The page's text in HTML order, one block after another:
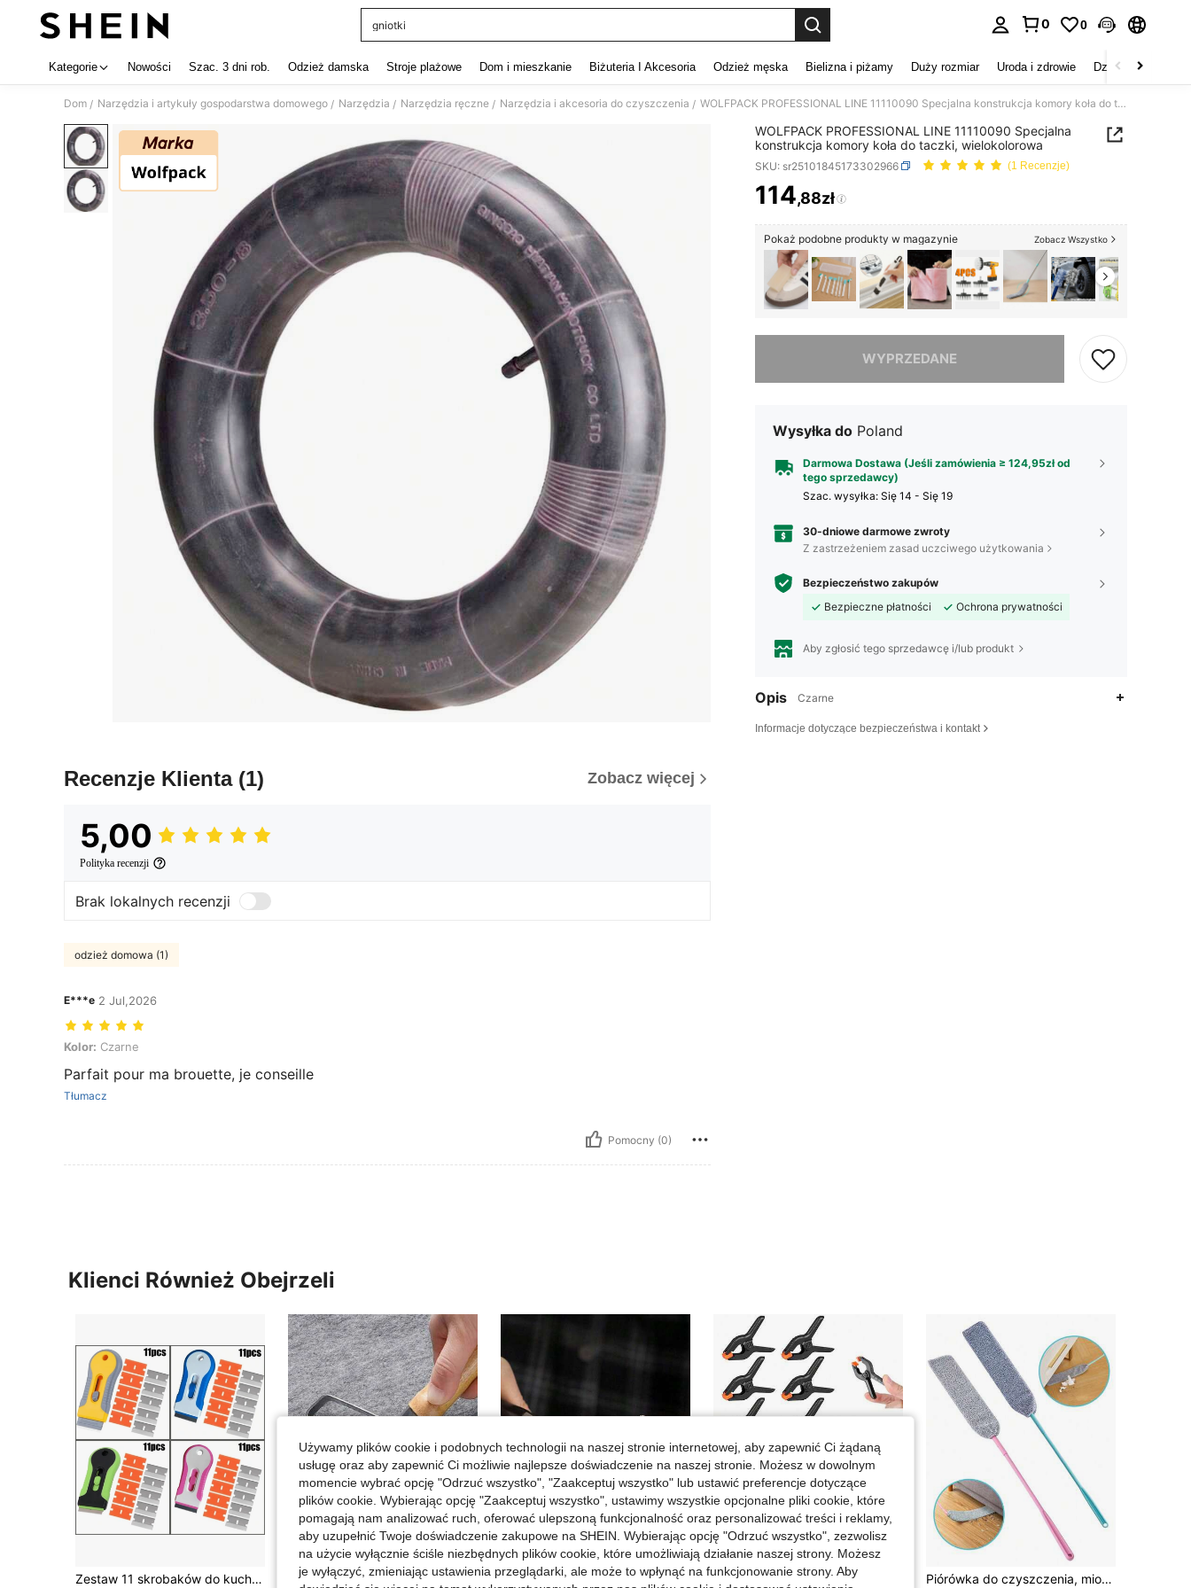
gniotki
0 0
Kategorie Nowości Szac. 3 dni rob. Odzież damska Stroje plażowe Dom i mieszkanie Biżuteria I Akcesoria Odzież męska Bielizna i piżamy Duży rozmiar Uroda i zdrowie Dzieci
Dom / Narzędzia i artykuły gospodarstwa domowego / Narzędzia / Narzędzia ręczne / Narzędzia i akcesoria do czyszczenia / WOLFPACK PROFESSIONAL LINE 11110090 Specjalna konstrukcja komory koła do taczki, wielokolorowa
Recenzje Klienta (1) Zobacz więcej
5,00
Polityka recenzji
Brak lokalnych recenzji
odzież domowa (1)
E***e 2 Jul,2026
Kolor: Czarne
Kolor: Czarne
Parfait pour ma brouette, je conseille
Tłumacz
Pomocny (0)
WOLFPACK PROFESSIONAL LINE 11110090 Specjalna
konstrukcja komory koła do taczki, wielokolorowa
SKU: sr25101845173302966 (1 Recenzje)
PRICE AND AVAILABILITY
114,88zł
Pokaż podobne produkty w magazynie Zobacz Wszystko
WYPRZEDANE
Przepraszamy ten produkt został wyprzedany.
Wysyłka do Poland
Darmowa Dostawa (Jeśli zamówienia ≥ 124,95zł od
tego sprzedawcy)
Szac. wysyłka: Się 14 - Się 19
30-dniowe darmowe zwroty
Z zastrzeżeniem zasad uczciwego użytkowania
Bezpieczeństwo zakupów
Bezpieczne płatności
Ochrona prywatności
Aby zgłosić tego sprzedawcę i/lub produkt
Opis Czarne
Informacje dotyczące bezpieczeństwa i kontakt
Klienci Również Obejrzeli
Zestaw 11 skrobaków do kuchenek ceramicznych z ostrzami ze stali nierdzewnej, odpowiednich do czyszczenia powierzchni kuchenek elektromagnetycznych i ceramicznych, powierzchni kuchenek z tworzyw sztucznych, narzędzi do czyszczenia szkła, wielofunkcyjnych skrobaków do usuwania żarówek, małych skrobaków z podwójnymi głowicami do usuwania żarówek, łatwych w użyciu i czyszczeniu
23 Left
5/3/2/1 szt. przenośny ręczny depilator, usuwacz kłaczków z ubrań, golarka do ubrań do usuwania kłaczków z odzieży, sof, dywanów, narzut i sierści zwierząt
Dziurkacz do pasów 9-calowy, 6 regulowanych ręcznych narzędzi do dziurkowania skóry, prezent na Dzień Ojca, szczypce do dziurkowania ze stali nierdzewnej, odpowiednie do pasków, wyrobów skórzanych, pasków do zegarków, toreb, naprawy skóry, artykułów do majsterkowania itp.
Zaoszczędź 0,04zł
Piórówka do czyszczenia, miotełka do podłogi z teleskopowym uchwytem, składana głowica z mikrofibry, zmywalne narzędzie do sprzątania, odpowiednia do domu, biura, samochodu, wentylatora sufitowego, półek, spodu mebli i wąskich przestrzeni, idealny prezent na urodziny, rocznicę, Walentynki, Boże Narodzenie, Halloween, Dzień Nauczyciela, zakończenie szkoły, powrót do szkoły, Święto Dziękczynienia i inne okazje, pokój w akademiku
Używamy plików cookie i podobnych technologii na naszej stronie internetowej, aby zapewnić Ci żądaną
usługę oraz aby zapewnić Ci możliwie najlepsze doświadczenie na naszej stronie. Możesz w dowolnym
momencie wybrać opcję "Odrzuć wszystko", "Zaakceptuj wszystko" lub ustawić preferencje dotyczące
plików cookie. Wybierając opcję "Zaakceptuj wszystko", ustawimy wszystkie opcjonalne pliki cookie, które
pomagają nam analizować ruch, oferować ulepszoną funkcjonalność oraz personalizować treści i reklamy,
aby uzupełnić Twoje doświadczenie zakupowe na SHEIN. Wybierając opcję "Odrzuć wszystko", zezwolisz
na użycie wyłącznie ściśle niezbędnych plików cookie, które umożliwiają działanie naszej strony. Możesz
je wyłączyć, zmieniając ustawienia przeglądarki, ale może to wpłynąć na funkcjonowanie strony. Aby